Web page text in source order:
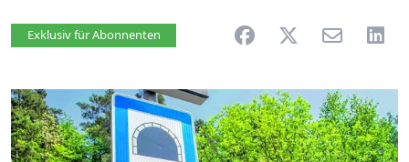
Artikel vorlesen
Exklusiv für Abonnenten